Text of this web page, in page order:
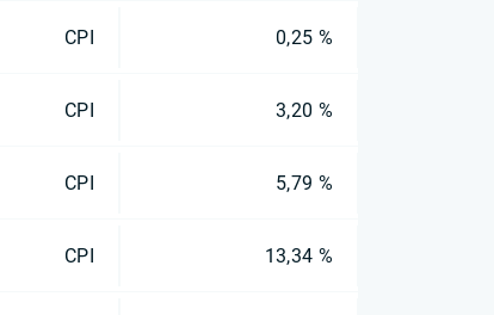
CPI 0,25 %
CPI 3,20 %
CPI 5,79 %
CPI 13,34 %